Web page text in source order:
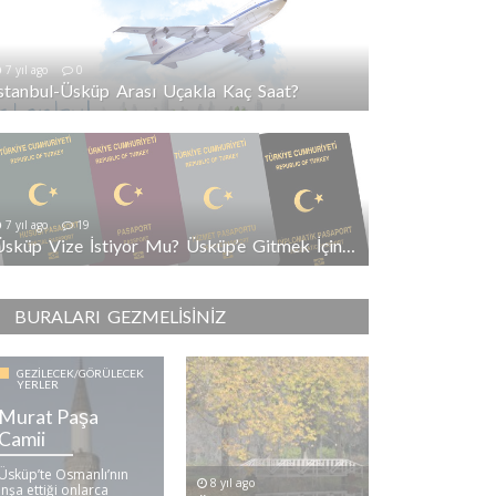
7 yıl ago 0
Üsküp Arası Uçakla Kaç Saat?
7 yıl ago 19
Üsküp Vize İstiyor Mu? Üsküp’e Gitmek İçin Vize Gerekli Mi?
BURALARI GEZMELISINIZ
GEZILECEK/GÖRÜLECEK
YERLER
Paşa
Osmanlı’nın
ettiği onlarca
8 yıl ago